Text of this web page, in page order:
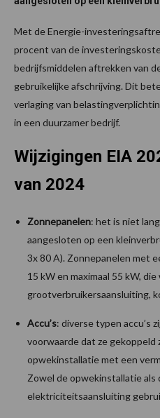
Met de Energie-
procent van de
bedrijfsmiddelen aftrekken van
gebruikelijke afschrijving. Dit
verlaging van
in een duurzamer bedrijf.
Wijzigingen EIA
van 2024
Zonnepanelen: het is niet
aangesloten op een
3x 80 A). Zonnepanelen met
15 kW en maximaal 55 kW,
grootverbruikersaansluiting,
Accu’s: diverse typen accu’s
voorwaarde dat ze gekoppeld
opwekinstallatie met een
Zowel de opwekinstallatie als
elektriciteitsaansluiting